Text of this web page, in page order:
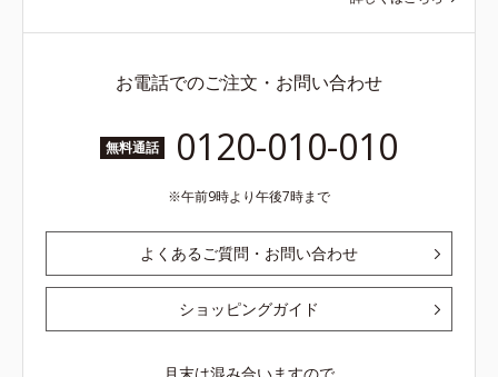
お電話でのご注文・お問い合わせ
無料通話 0120-010-010
午前9時より午後7時まで
よくあるご質問・お問い合わせ
ショッピングガイド